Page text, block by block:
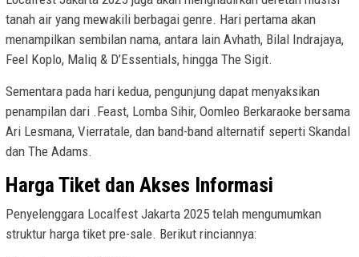
tanah air yang mewakili berbagai genre. Hari pertama akan
menampilkan sembilan nama, antara lain Avhath, Bilal Indrajaya,
Feel Koplo, Maliq & D’Essentials, hingga The Sigit.
Sementara pada hari kedua, pengunjung dapat menyaksikan
penampilan dari .Feast, Lomba Sihir, Oomleo Berkaraoke bersama
Ari Lesmana, Vierratale, dan band-band alternatif seperti Skandal
dan The Adams.
Harga Tiket dan Akses Informasi
Penyelenggara Localfest Jakarta 2025 telah mengumumkan
struktur harga tiket pre-sale. Berikut rinciannya: